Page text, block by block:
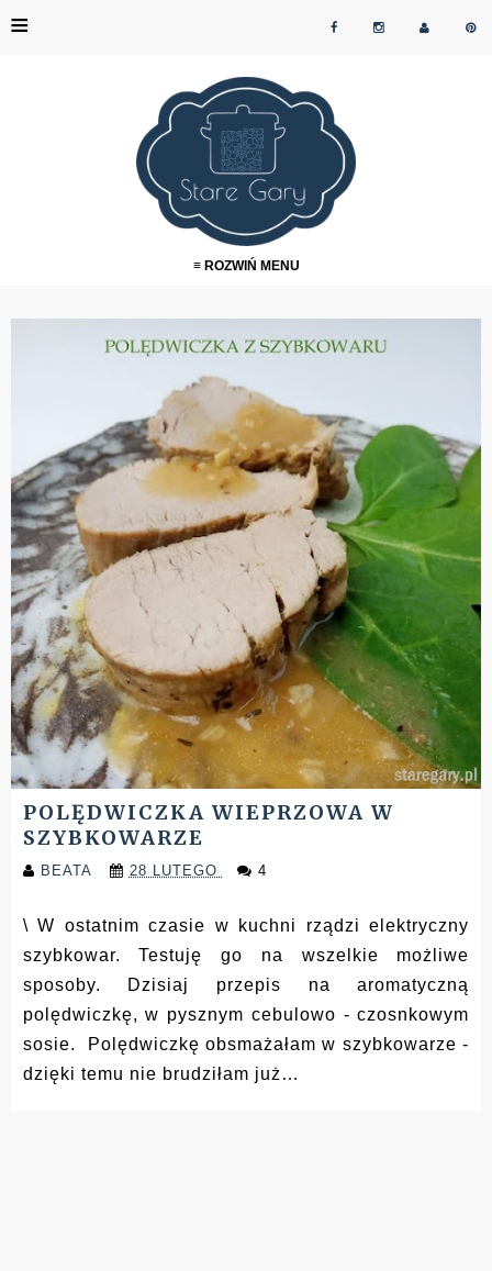
≡
≡ ROZWIŃ MENU
POLĘDWICZKA WIEPRZOWA W
SZYBKOWARZE
BEATA 28 LUTEGO 4
\ W ostatnim czasie w kuchni rządzi elektryczny
szybkowar. Testuję go na wszelkie możliwe
sposoby. Dzisiaj przepis na aromatyczną
polędwiczkę, w pysznym cebulowo - czosnkowym
sosie. Polędwiczkę obsmażałam w szybkowarze -
dzięki temu nie brudziłam już…